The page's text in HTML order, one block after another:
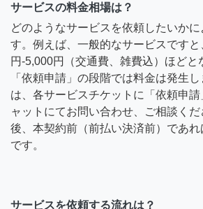
サービスの料金相場は？
どのようなサービスを依頼したいかに
す。例えば、一般的なサービスです
円-5,000円（交通費、雑費込）ほどと
「依頼申請」の段階では料金は発生
は、各サービスチケットに「依頼申
ャットにてお問い合わせ、ご相談く
後、本契約前（前払い決済前）であ
です。
サービスを依頼する流れは？